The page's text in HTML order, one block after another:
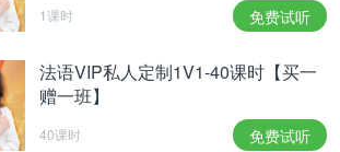
1课时 免费试听
法语VIP私人定制1V1-40课时【买一
赠一班】
40课时 免费试听